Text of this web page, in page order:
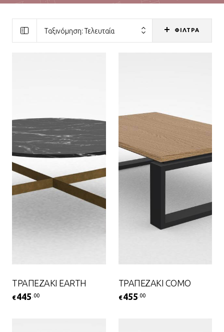
Ταξινόμηση: Τελευταία ΦΙΛΤΡΑ
ΤΡΑΠΕΖΑΚΙ EARTH
€ 445 .00
ΤΡΑΠΕΖΑΚΙ COMO
€ 455 .00